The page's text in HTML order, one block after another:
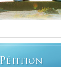
PÉTITION